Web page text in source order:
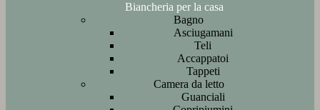
Biancheria per la casa
Bagno
Asciugamani
Teli
Accappatoi
Tappeti
Camera da letto
Guanciali